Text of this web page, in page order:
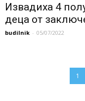
Извадиха 4
деца от
budilnik - 05/07/2022
1